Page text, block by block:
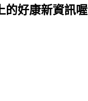
的好康新資訊喔